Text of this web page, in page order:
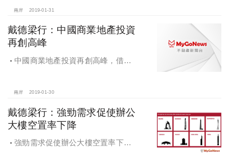
兩岸 2019-01-31
戴德梁行：中國商業地產投資
再創高峰
中國商業地產投資再創高峰，借貸
兩岸 2019-01-30
戴德梁行：強勁需求促使辦公
大樓空置率下降
強勁需求促使辦公大樓空置率下